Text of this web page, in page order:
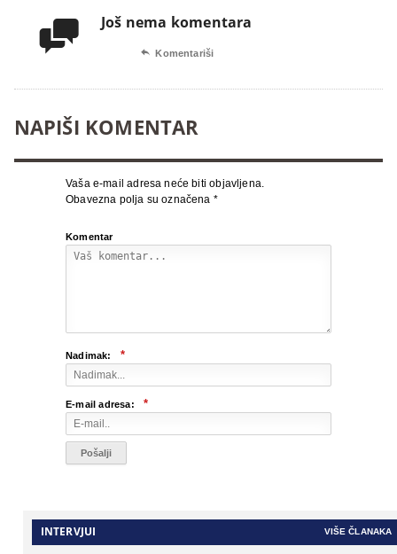
 Još nema komentara
 Komentariši
NAPIŠI KOMENTAR
Vaša e-mail adresa neće biti objavljena.
Obavezna polja su označena *
Komentar
Nadimak: *
E-mail adresa: *
INTERVJUI VIŠE ČLANAKA